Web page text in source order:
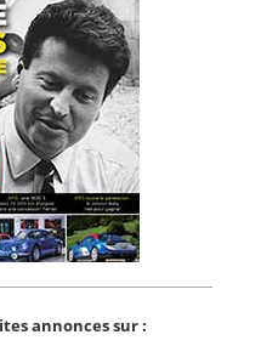
annonces sur :